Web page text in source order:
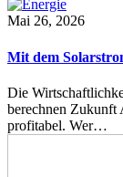
Mai 26, 2026
Mit dem
Die
berechnen Zukunft
profitabel. Wer…